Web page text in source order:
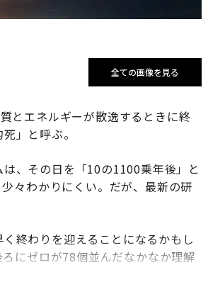
全ての画像を見る
とエネルギーが散逸するときに終
」と呼ぶ。
、その日を「10の1100乗年後」と
々わかりにくい。だが、最新の研
終わりを迎えることになるかもし
にゼロが78個並んだなかなか理解